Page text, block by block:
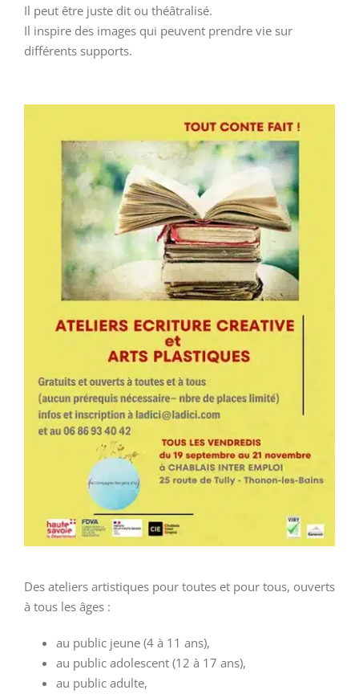
Il peut être juste dit ou théâtralisé.
Il inspire des images qui peuvent prendre vie sur
différents supports.
Des ateliers artistiques pour toutes et pour tous, ouverts
à tous les âges :
au public jeune (4 à 11 ans),
au public adolescent (12 à 17 ans),
au public adulte,